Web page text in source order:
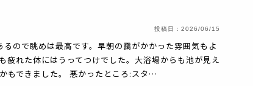
投稿日： 2026/06/15
ので眺めは最高です。早朝の靄がかかった雰囲気もよ
疲れた体にはうってつけでした。大浴場からも池が見え
もできました。 悪かったところ:スタ…